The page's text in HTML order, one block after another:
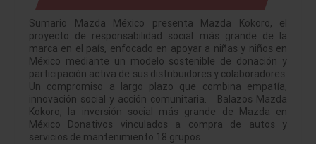
Sumario Mazda México presenta Mazda Kokoro, el
proyecto de responsabilidad social más grande de la
marca en el país, enfocado en apoyar a niñas y niños en
México mediante un modelo sostenible de donación y
participación activa de sus distribuidores y colaboradores.
Un compromiso a largo plazo que combina empatía,
innovación social y acción comunitaria. Balazos Mazda
Kokoro, la inversión social más grande de Mazda en
México Donativos vinculados a compra de autos y
servicios de mantenimiento 18 grupos…